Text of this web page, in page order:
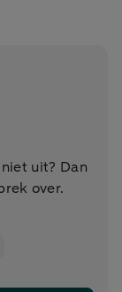
uit? Dan
over.